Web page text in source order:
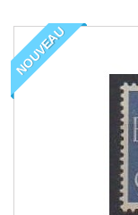
NOUVEAU